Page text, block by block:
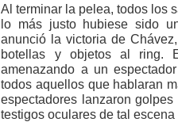
Al terminar la pelea, todos los
lo más justo hubiese sido
anunció la victoria de
botellas y objetos al ring.
amenazando a un
todos aquellos que hablaran
espectadores lanzaron
testigos oculares de tal